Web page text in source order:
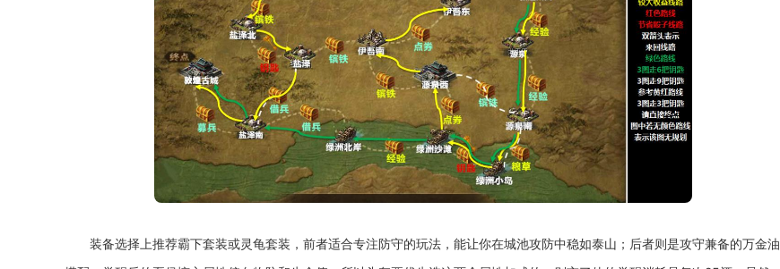
装备选择上推荐霸下套装或灵龟套装，前者适合专注防守的玩法，能让你在城池攻防中稳如泰山；后者则是攻守兼备的万金油